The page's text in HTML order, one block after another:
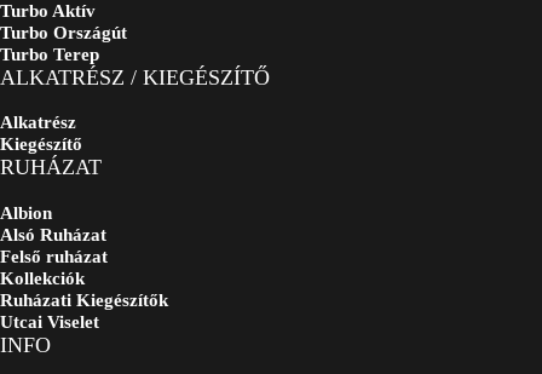
Turbo Aktív
Turbo Országút
Turbo Terep
ALKATRÉSZ / KIEGÉSZÍTŐ
Alkatrész
Kiegészítő
RUHÁZAT
Albion
Alsó Ruházat
Felső ruházat
Kollekciók
Ruházati Kiegészítők
Utcai Viselet
INFO